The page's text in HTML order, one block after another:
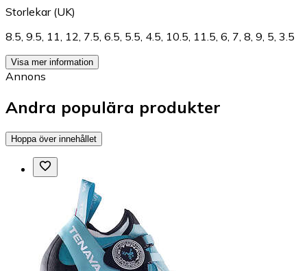
Storlekar (UK)
8.5, 9.5, 11, 12, 7.5, 6.5, 5.5, 4.5, 10.5, 11.5, 6, 7, 8, 9, 5, 3.5
Visa mer information
Annons
Andra populära produkter
Hoppa över innehållet